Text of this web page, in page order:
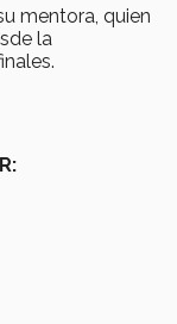
mentora, quien
la